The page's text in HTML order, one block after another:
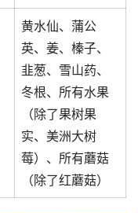
黄水仙、蒲公
英、姜、榛子、
韭葱、雪山药、
冬根、所有水果
（除了果树果
实、美洲大树
莓）、所有蘑菇
（除了红蘑菇）